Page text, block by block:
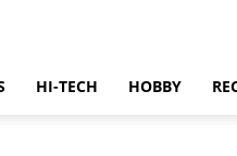
HI-TECH HOBBY